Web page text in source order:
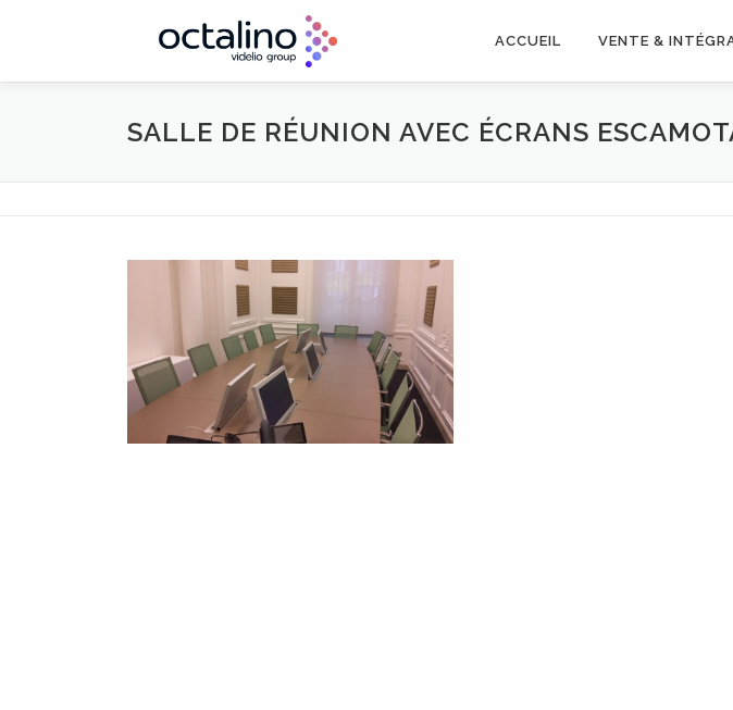
ACCUEIL VENTE &
SALLE DE RÉUNION AVEC ÉCRANS